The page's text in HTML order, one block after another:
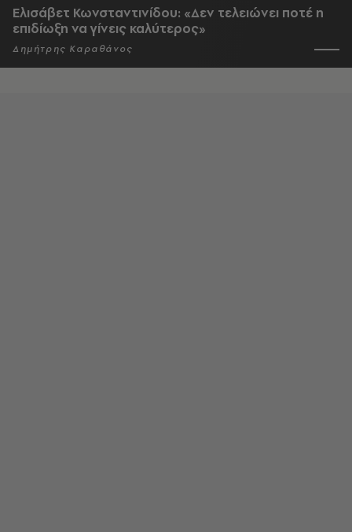
Ελισάβετ Κωνσταντινίδου: «Δεν τελειώνει ποτέ η
επιδίωξη να γίνεις καλύτερος»
Δημήτρης Καραθάνος